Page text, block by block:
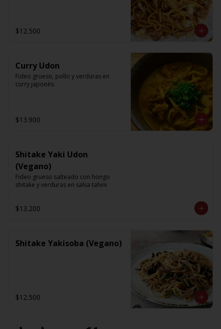
$12.500
Curry Udon
Fideo grueso, pollo y verduras en
curry japonès.
$13.900
Shitake Yaki Udon
(Vegano)
Fideo grueso salteado con hongo
shitake y verduras en salsa tahini
$13.200
Shitake Yakisoba (Vegano)
$12.500